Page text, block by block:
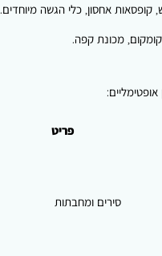
קופסאות אחסון, כלי הגשה מיוחדים.
מכונת קפה.
פריט
סירים ומחבתות